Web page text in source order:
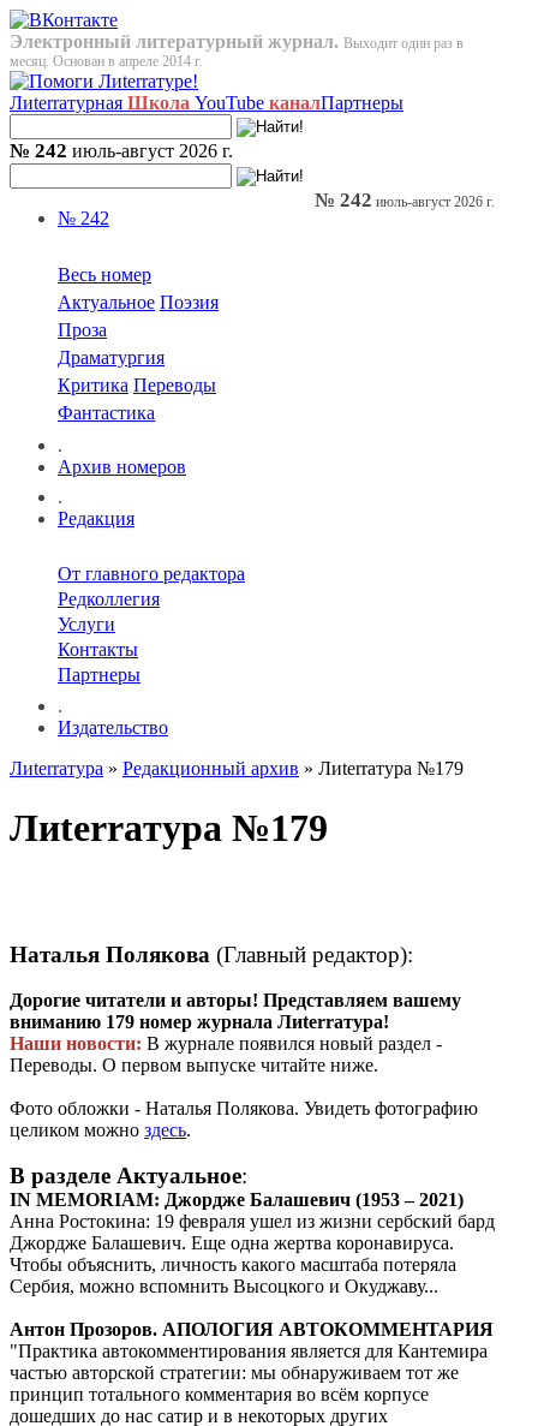
Электронный литературный журнал. Выходит один раз в
месяц. Основан в апреле 2014 г.
Лиterraтурная Школа YouTube каналПартнеры
№ 242 июль-август 2026 г.
№ 242
Весь номер
Актуальное Поэзия
Проза
Драматургия
Критика Переводы
Фантастика
.
Архив номеров
.
Редакция
От главного редактора
Редколлегия
Услуги
Контакты
Партнеры
.
Издательство
№ 242 июль-август 2026 г.
Лиterraтура » Редакционный архив » Лиterraтура №179
Лиterraтура №179
Наталья Полякова (Главный редактор):
Дорогие читатели и авторы! Представляем вашему
вниманию 179 номер журнала Лиterraтура!
Наши новости: В журнале появился новый раздел -
Переводы. О первом выпуске читайте ниже.
Фото обложки - Наталья Полякова. Увидеть фотографию
целиком можно здесь.
В разделе Актуальное:
IN MEMORIAM: Джордже Балашевич (1953 – 2021)
Анна Ростокина: 19 февраля ушел из жизни сербский бард
Джордже Балашевич. Еще одна жертва коронавируса.
Чтобы объяснить, личность какого масштаба потеряла
Сербия, можно вспомнить Высоцкого и Окуджаву...
Антон Прозоров. АПОЛОГИЯ АВТОКОММЕНТАРИЯ
"Практика автокомментирования является для Кантемира
частью авторской стратегии: мы обнаруживаем тот же
принцип тотального комментария во всём корпусе
дошедших до нас сатир и в некоторых других